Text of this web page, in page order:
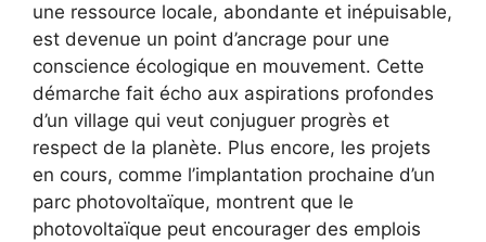
une ressource locale, abondante et inépuisable,
est devenue un point d’ancrage pour une
conscience écologique en mouvement. Cette
démarche fait écho aux aspirations profondes
d’un village qui veut conjuguer progrès et
respect de la planète. Plus encore, les projets
en cours, comme l’implantation prochaine d’un
parc photovoltaïque, montrent que le
photovoltaïque peut encourager des emplois